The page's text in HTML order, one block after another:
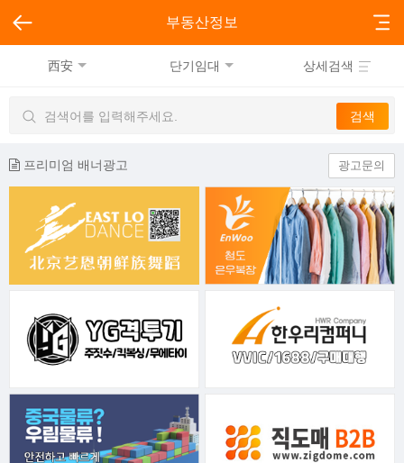
부동산정보
西安 단기임대 상세검색
프리미엄 배너광고 광고문의